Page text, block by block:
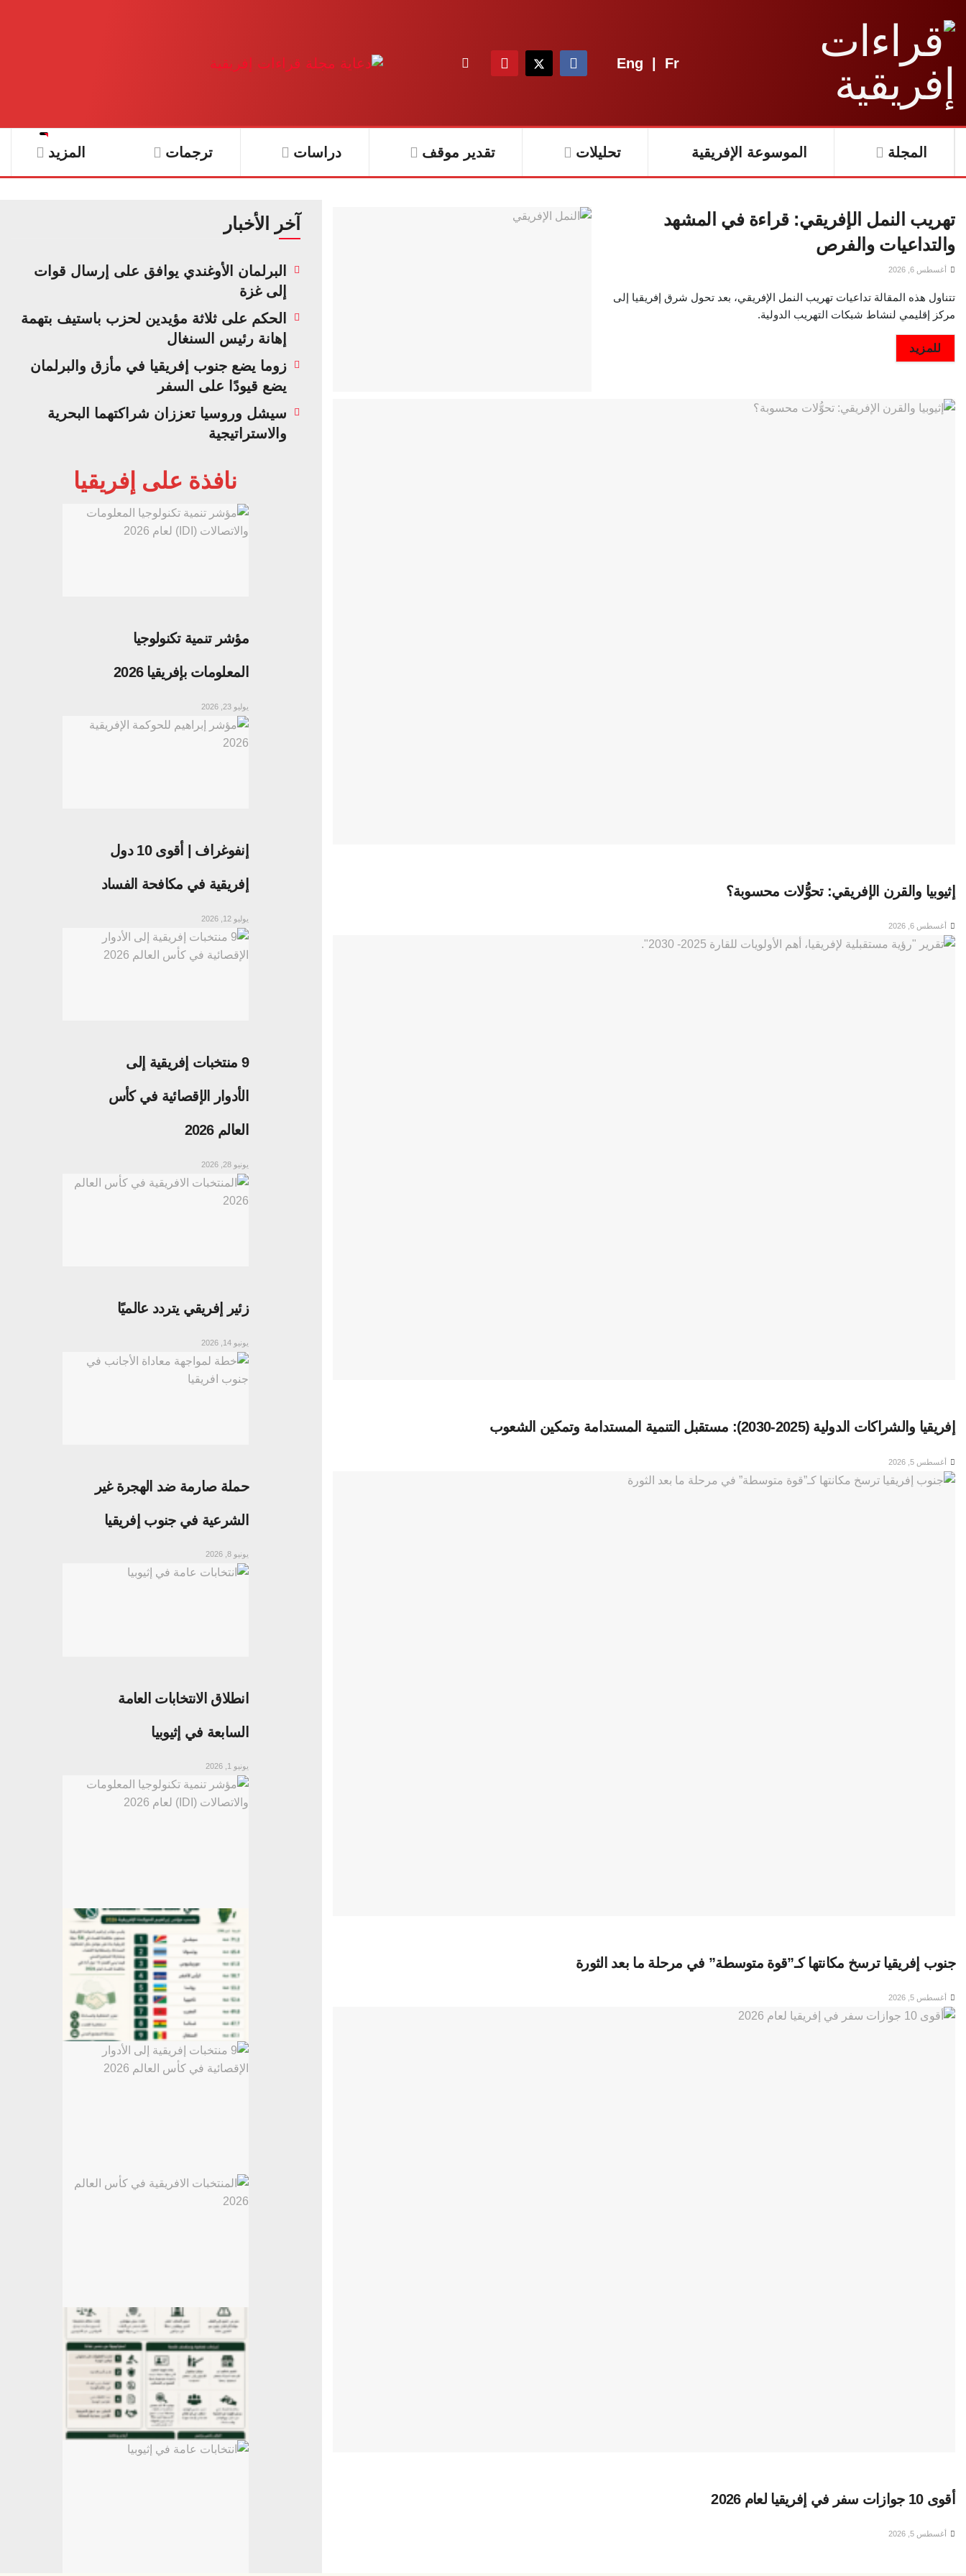
Eng | Fr
المجلة الموسوعة الإفريقية تحليلات تقدير موقف دراسات ترجمات المزيد
آخر الأخبار
البرلمان الأوغندي يوافق على إرسال قوات
إلى غزة
الحكم على ثلاثة مؤيدين لحزب باستيف بتهمة
إهانة رئيس السنغال
زوما يضع جنوب إفريقيا في مأزق والبرلمان
يضع قيودًا على السفر
سيشل وروسيا تعززان شراكتهما البحرية
والاستراتيجية
نافذة على إفريقيا
مؤشر تنمية تكنولوجيا
المعلومات بإفريقيا 2026
يوليو 23, 2026
إنفوغراف | أقوى 10 دول
إفريقية في مكافحة الفساد
يوليو 12, 2026
9 منتخبات إفريقية إلى
الأدوار الإقصائية في كأس
العالم 2026
يونيو 28, 2026
زئير إفريقي يتردد عالميًا
يونيو 14, 2026
حملة صارمة ضد الهجرة غير
الشرعية في جنوب إفريقيا
يونيو 8, 2026
انطلاق الانتخابات العامة
السابعة في إثيوبيا
يونيو 1, 2026
تهريب النمل الإفريقي: قراءة في المشهد
والتداعيات والفرص
أغسطس 6, 2026
تتناول هذه المقالة تداعيات تهريب النمل الإفريقي، بعد تحول شرق إفريقيا إلى
مركز إقليمي لنشاط شبكات التهريب الدولية.
للمزيد
إثيوبيا والقرن الإفريقي: تحوُّلات محسوبة؟
أغسطس 6, 2026
إفريقيا والشراكات الدولية (2025-2030): مستقبل التنمية المستدامة وتمكين الشعوب
أغسطس 5, 2026
جنوب إفريقيا ترسخ مكانتها كـ”قوة متوسطة” في مرحلة ما بعد الثورة
أغسطس 5, 2026
أقوى 10 جوازات سفر في إفريقيا لعام 2026
أغسطس 5, 2026